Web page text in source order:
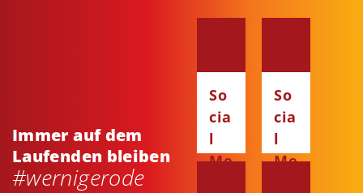
Immer auf dem
Laufenden bleiben
#wernigerode
So
cia
l
Me
So
cia
l
Me